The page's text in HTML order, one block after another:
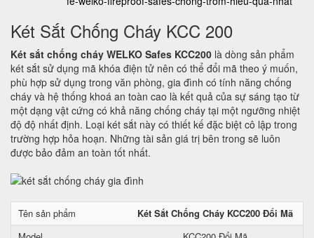
Két Sắt Chống Cháy KCC 200
Két sắt chống cháy WELKO Safes KCC200 là dòng sản phẩm
két sắt sử dụng mã khóa điện tử nên có thể đổi mã theo ý muốn,
phù hợp sử dụng trong văn phòng, gia đình có tính năng chống
cháy và hệ thống khoá an toàn cao là kết quả của sự sáng tạo từ
một dạng vật cứng có khả năng chống cháy tại một ngưỡng nhiệt
độ độ nhất định. Loại két sắt này có thiết kế đặc biệt cô lập trong
trường hợp hỏa hoạn. Những tài sản giá trị bên trong sẽ luôn
được bảo đảm an toàn tốt nhất.
Tên sản phẩm
Két Sắt Chống Cháy KCC200 Đổi Mã